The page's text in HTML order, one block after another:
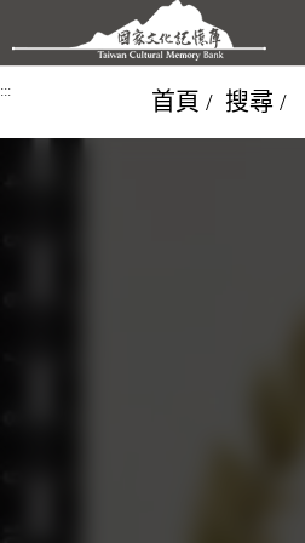
跳到主要內容區塊
::: 首頁 搜尋